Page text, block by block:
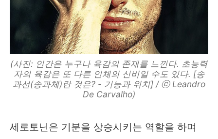
(사진: 인간은 누구나 육감의 존재를 느낀다. 초능력
자의 육감은 또 다른 인체의 신비일 수도 있다. [송
과선(송과체)란 것은? - 기능과 위치] / ⓒ Leandro
De Carvalho)
세로토닌은 기분을 상승시키는 역할을 하며